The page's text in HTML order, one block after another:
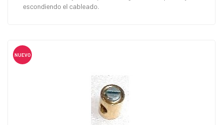
escondiendo el cableado.
NUEVO